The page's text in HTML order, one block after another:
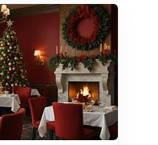
hela meny!